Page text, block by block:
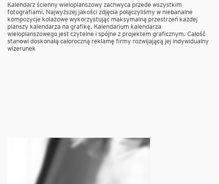
Kalendarz ścienny wieloplanszowy zachwyca przede wszystkim
fotografiami. Najwyższej jakości zdjęcia połączyliśmy w niebanalne
kompozycje kolażowe wykorzystując maksymalną przestrzeń każdej
planszy kalendarza na grafikę. Kalendarium kalendarza
wieloplanszowego jest czytelne i spójne z projektem graficznym. Całość
stanowi doskonałą całoroczną reklamę firmy rozwijającą jej indywidualny
wizerunek